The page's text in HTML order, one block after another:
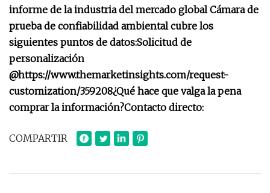
informe de la industria del mercado global Cámara de
prueba de confiabilidad ambiental cubre los
siguientes puntos de datos:Solicitud de
personalización
@https://www.themarketinsights.com/request-
customization/359208¿Qué hace que valga la pena
comprar la información?Contacto directo:
COMPARTIR